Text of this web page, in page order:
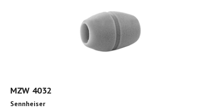
MZW 4032
Sennheiser